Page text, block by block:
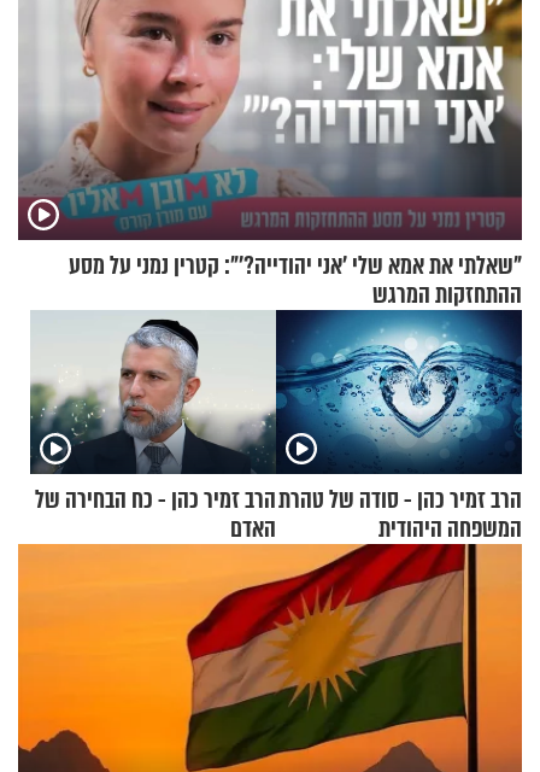
"שאלתי את אמא שלי 'אני יהודייה?'": קטרין נמני על מסע
ההתחזקות המרגש
הרב זמיר כהן - סודה של טהרת
המשפחה היהודית
הרב זמיר כהן - כח הבחירה של
האדם